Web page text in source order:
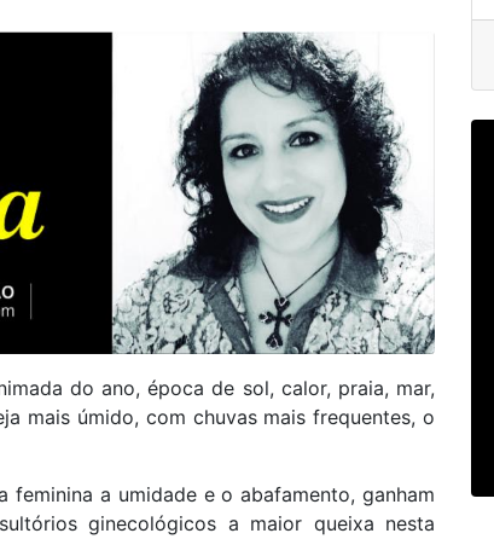
do ano, época de sol, calor, praia, mar,
mais úmido, com chuvas mais frequentes, o
feminina a umidade e o abafamento, ganham
ginecológicos a maior queixa nesta